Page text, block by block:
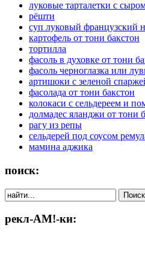
луковые тарталетки с
рёшти
суп луковый французский
картофель от тони бакстон
тортилла
фасоль в духовке от тони
фасоль черноглазка или
артишоки с зеленой
фасолада от тони бакстон
колокаси с сельдереем и
долмадес яланджи от тони
рагу из репы
сельдерей под соусом
мамина аджика
поиск:
рекл-АМ!-ки: